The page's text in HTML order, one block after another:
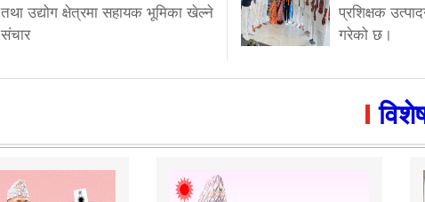
तथा उद्योग क्षेत्रमा सहायक भूमिका खेल्ने
संचार
प्रशिक्षक
गरेको छ।